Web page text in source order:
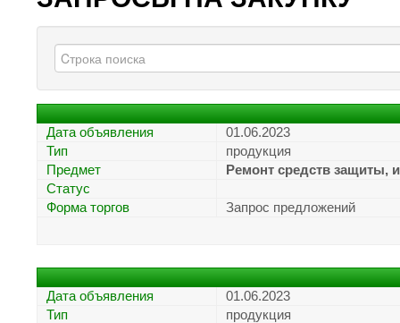
Дата объявления
01.06.2023
Тип
продукция
Предмет
Ремонт средств защиты,
Статус
Форма торгов
Запрос предложений
Дата объявления
01.06.2023
Тип
продукция